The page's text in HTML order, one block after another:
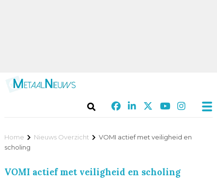
Home Nieuws Overzicht
VOMI actief met veiligheid en
scholing
VOMI actief met veiligheid en scholing